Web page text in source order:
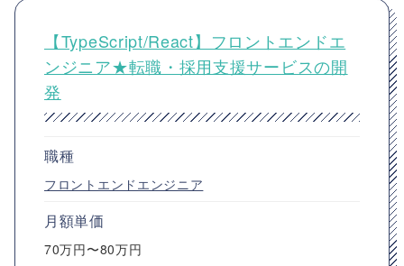
【TypeScript/React】フロントエンドエ
ンジニア★転職・採用支援サービスの開
発
職種
フロントエンドエンジニア
月額単価
70万円〜80万円